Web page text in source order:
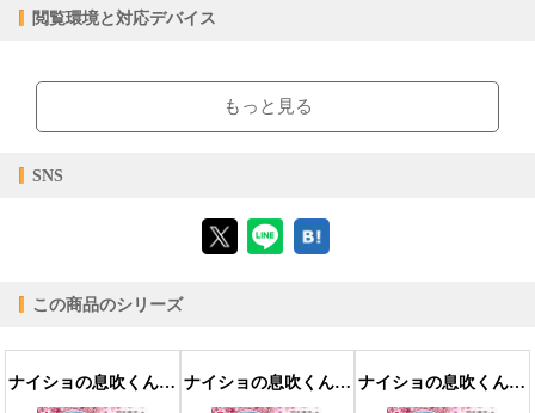
【販売形態】
閲覧環境と対応デバイス
ブラウザビューア・PC版ConTenDoビューア・モバイルビューア
【対応デバイス】
【PC版ConTenDoビューア】
【モバイルビューア】
もっと見る
SNS
この商品のシリーズ
ナイショの息吹くん～身代わり男子寮生活の受難 1巻〈二人部屋の緊急事態!!〉 ナイショの息吹くん～身代わり男子寮生活の受難 2巻〈想いを伝えるための孤独な一週間〉 ナイショの息吹くん～身代わり男子寮生活の受難 4巻〈試練の一夜…〉